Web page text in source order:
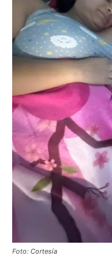
Foto: Cortesía